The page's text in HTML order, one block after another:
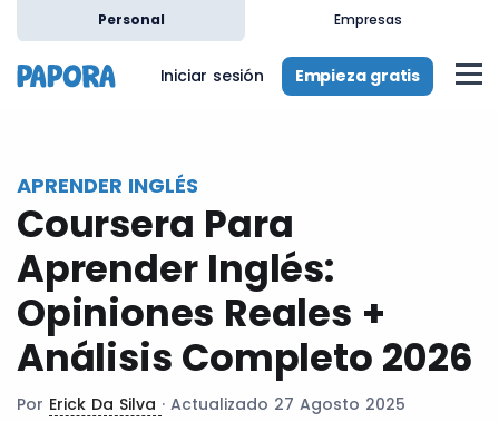
Personal Empresas
Iniciar sesión Empieza gratis
APRENDER INGLÉS
Coursera Para
Aprender Inglés:
Opiniones Reales +
Análisis Completo 2026
Por Erick Da Silva · Actualizado 27 Agosto 2025